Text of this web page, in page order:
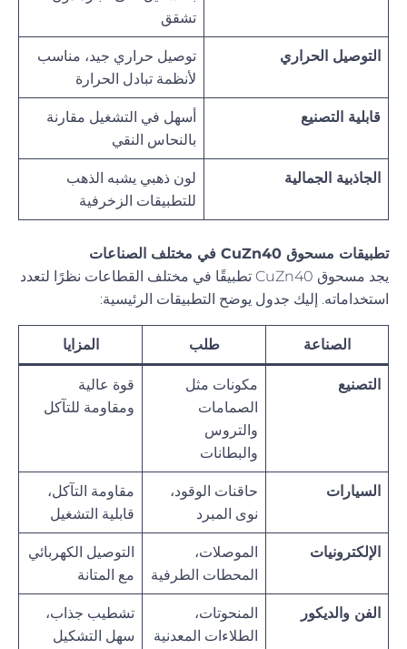
تشقق
التوصيل الحراري
توصيل حراري جيد، مناسب
لأنظمة تبادل الحرارة
قابلية التصنيع
أسهل في التشغيل مقارنة
بالنحاس النقي
الجاذبية الجمالية
لون ذهبي يشبه الذهب
للتطبيقات الزخرفية
تطبيقات مسحوق CuZn40 في مختلف الصناعات
يجد مسحوق CuZn40 تطبيقًا في مختلف القطاعات نظرًا لتعدد
استخداماته. إليك جدول يوضح التطبيقات الرئيسية:
الصناعة طلب المزايا
التصنيع
مكونات مثل
الصمامات
والتروس
والبطانات
قوة عالية
ومقاومة للتآكل
السيارات
حاقنات الوقود،
نوى المبرد
مقاومة التآكل،
قابلية التشغيل
الإلكترونيات
الموصلات،
المحطات الطرفية
التوصيل الكهربائي
مع المتانة
الفن والديكور
المنحوتات،
الطلاءات المعدنية
تشطيب جذاب،
سهل التشكيل